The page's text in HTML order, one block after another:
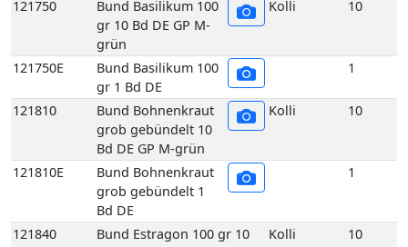
Bd DE GP M-grün
Bund Bohnenkraut
grob gebündelt 1
Bd DE
Bund Estragon 100 gr 10
Bd DE GP M-grün
Bund Estragon 100 gr 1 Bd
DE
121880
Bund Gurkendill grob
gebündelt 10 Bd DE
Holzsteige
10
121880E
Bund Gurkendill grob
1